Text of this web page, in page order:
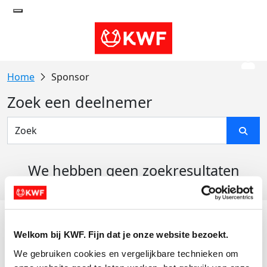
Welkom bij KWF. Fijn dat je onze website bezoekt.
We gebruiken cookies en vergelijkbare technieken om
Sponsor
Zoek een deelnemer
We hebben geen zoekresultaten
Actiematerialen
Evenementen